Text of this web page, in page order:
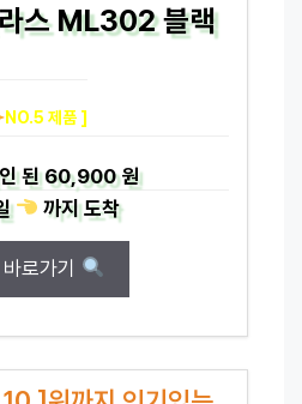
스 ML302 블랙
NO.5 제품 ]
된60,900 원
까지도착
로가기